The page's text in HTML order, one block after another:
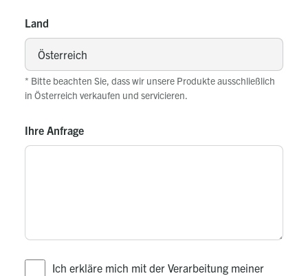
Land
* Bitte beachten Sie, dass wir unsere Produkte ausschließlich
in Österreich verkaufen und servicieren.
Ihre Anfrage
Ich erkläre mich mit der Verarbeitung meiner